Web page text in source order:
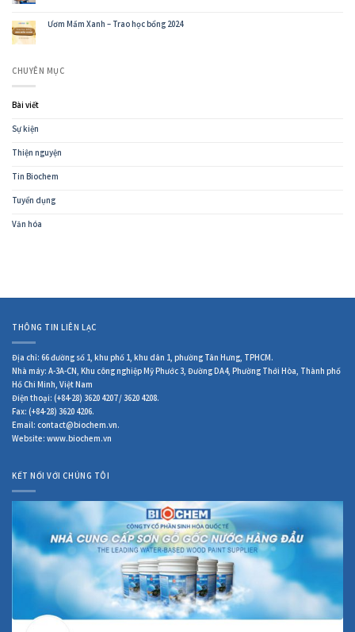
Ươm Mầm Xanh – Trao học bổng 2024
CHUYÊN MỤC
Bài viết
Sự kiện
Thiện nguyện
Tin Biochem
Tuyển dụng
Văn hóa
THÔNG TIN LIÊN LẠC
Địa chỉ: 66 đường số 1, khu phố 1, khu dân 1, phường Tân Hưng, TPHCM.
Nhà máy: A-3A-CN, Khu công nghiệp Mỹ Phước 3, Đường DA4, Phường Thới Hòa, Thành phố
Hồ Chi Minh, Việt Nam
Điện thoại: (+84-28) 3620 4207 / 3620 4208.
Fax: (+84-28) 3620 4206.
Email: contact@biochem.vn.
Website: www.biochem.vn
KẾT NỐI VỚI CHÚNG TÔI